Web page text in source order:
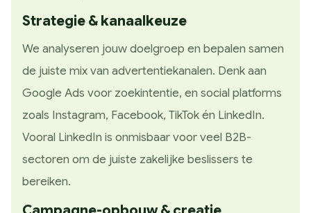
Strategie & kanaalkeuze
We analyseren jouw doelgroep en bepalen samen
de juiste mix van advertentiekanalen. Denk aan
Google Ads voor zoekintentie, en social platforms
zoals Instagram, Facebook, TikTok én LinkedIn.
Vooral LinkedIn is onmisbaar voor veel B2B-
sectoren om de juiste zakelijke beslissers te
bereiken.